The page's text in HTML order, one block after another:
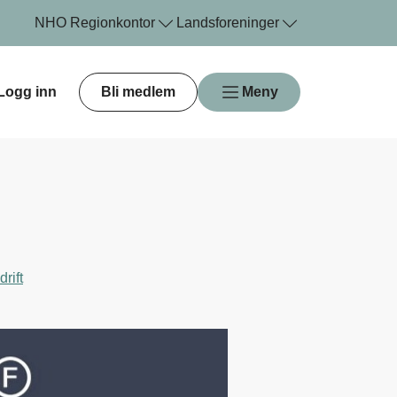
NHO Regionkontor Landsforeninger
Logg inn Bli medlem Meny